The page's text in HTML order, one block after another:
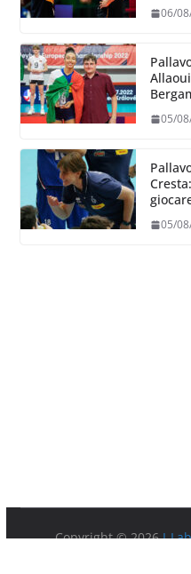
06/
05/
05/
Copyright © 2026I-